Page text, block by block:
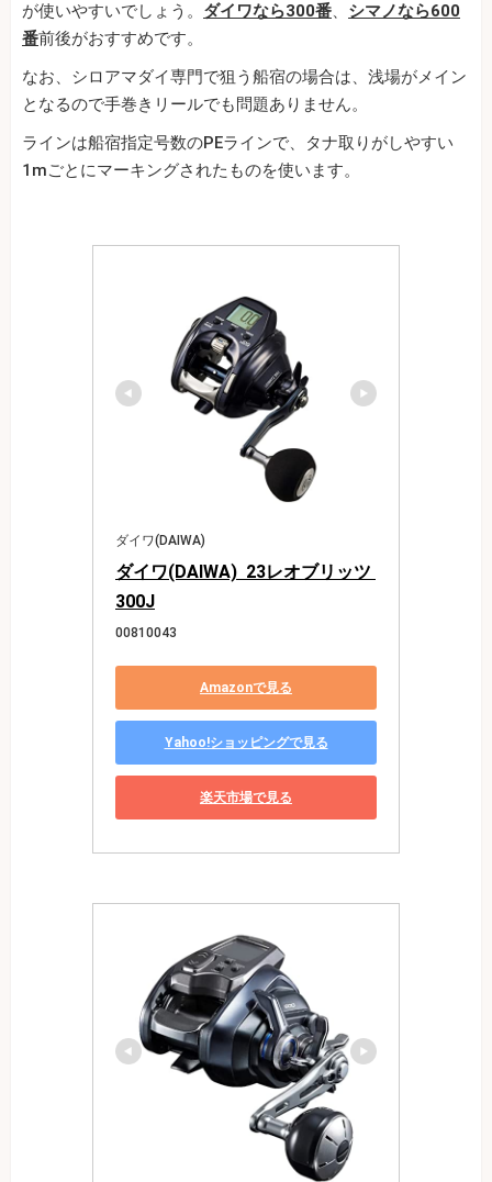
が使いやすいでしょう。 ダイワなら300番、 シマノなら600
番前後がおすすめです。
なお、シロアマダイ専門で狙う船宿の場合は、浅場がメイン
となるので手巻きリールでも問題ありません。
ラインは船宿指定号数のPEラインで、タナ取りがしやすい
1mごとにマーキングされたものを使います。
ダイワ(DAIWA)
ダイワ(DAIWA)  23レオブリッツ
300J
00810043
Amazonで見る
Yahoo!ショッピングで見る
楽天市場で見る